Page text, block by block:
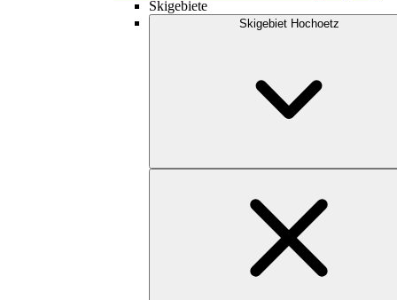
Skigebiete
Skigebiet Hochoetz